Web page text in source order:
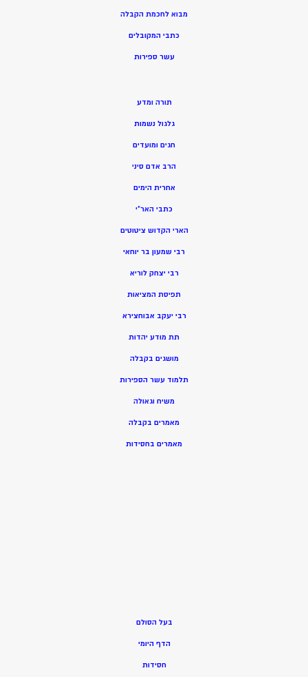
מבוא לחכמת הקבלה
כתבי המקובלים
עשר ספירות
תורה ומדע
גלגול נשמות
חגים ומועדים
הרב אדם סיני
אחרית הימים
כתבי האר”י
הארי הקדוש ציטוטים
רבי שמעון בר יוחאי
רבי יצחק לוריא
תפיסת המציאות
רבי יעקב אבוחצירא
תת מודע יהדות
מושגים בקבלה
תלמוד עשר הספירות
משיח וגאולה
מאמרים בקבלה
מאמרים בחסידות
בעל הסולם
הדף היומי
חסידות